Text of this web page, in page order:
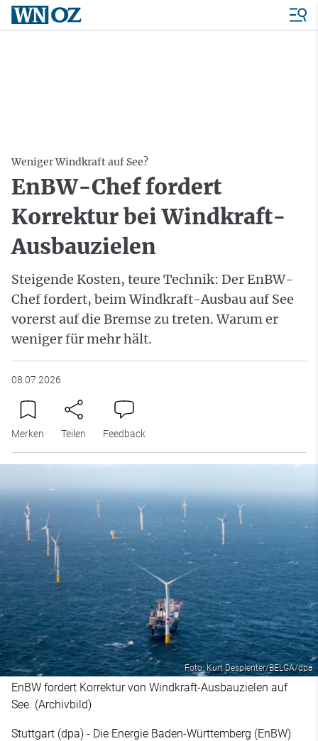
Weniger Windkraft auf See?
EnBW-Chef fordert
Korrektur bei Windkraft-
Ausbauzielen
Steigende Kosten, teure Technik: Der EnBW-
Chef fordert, beim Windkraft-Ausbau auf See
vorerst auf die Bremse zu treten. Warum er
weniger für mehr hält.
08.07.2026
Merken Teilen Feedback
Foto: Kurt Desplenter/BELGA/dpa
EnBW fordert Korrektur von Windkraft-Ausbauzielen auf
See. (Archivbild)
Stuttgart (dpa) - Die Energie Baden-Württemberg (EnBW)